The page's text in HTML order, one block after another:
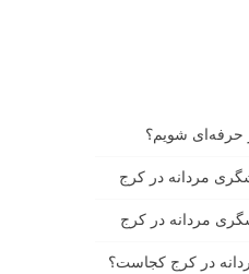
حرفه‌ای شویم؟
مردانه در کرج
در کرج کجاست؟